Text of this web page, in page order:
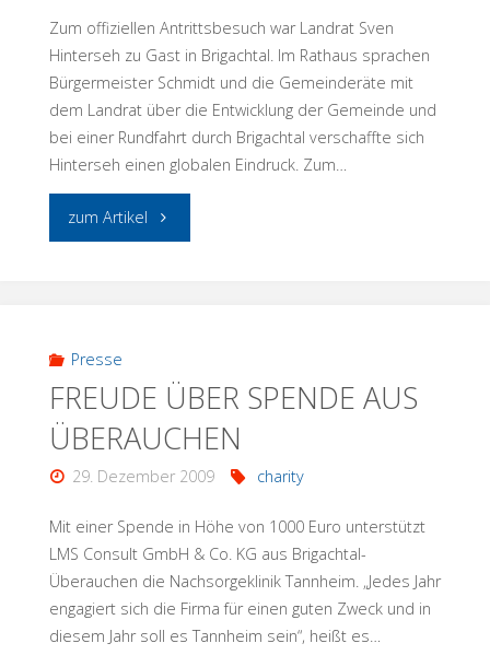
Zum offiziellen Antrittsbesuch war Landrat Sven
Hinterseh zu Gast in Brigachtal. Im Rathaus sprachen
Bürgermeister Schmidt und die Gemeinderäte mit
dem Landrat über die Entwicklung der Gemeinde und
bei einer Rundfahrt durch Brigachtal verschaffte sich
Hinterseh einen globalen Eindruck. Zum…
zum Artikel "EINE
WIRTSCHAFT"
Presse
FREUDE ÜBER SPENDE AUS
ÜBERAUCHEN
29. Dezember 2009 charity
Mit einer Spende in Höhe von 1000 Euro unterstützt
LMS Consult GmbH & Co. KG aus Brigachtal-
Überauchen die Nachsorgeklinik Tannheim. „Jedes Jahr
engagiert sich die Firma für einen guten Zweck und in
diesem Jahr soll es Tannheim sein“, heißt es…